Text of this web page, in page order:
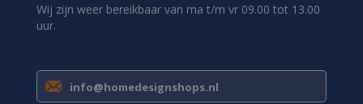
Wij zijn weer bereikbaar van ma t/m vr 09.00 tot 13.00
uur.
info@homedesignshops.nl